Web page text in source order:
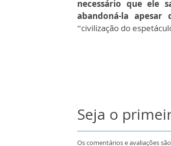
necessário que ele
abandoná-la
”civilização do
Seja o
Os comentários e avaliações